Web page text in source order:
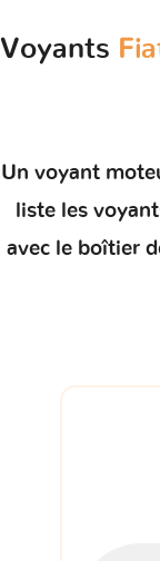
Voyants
Un voyant
liste les
avec le boîtier